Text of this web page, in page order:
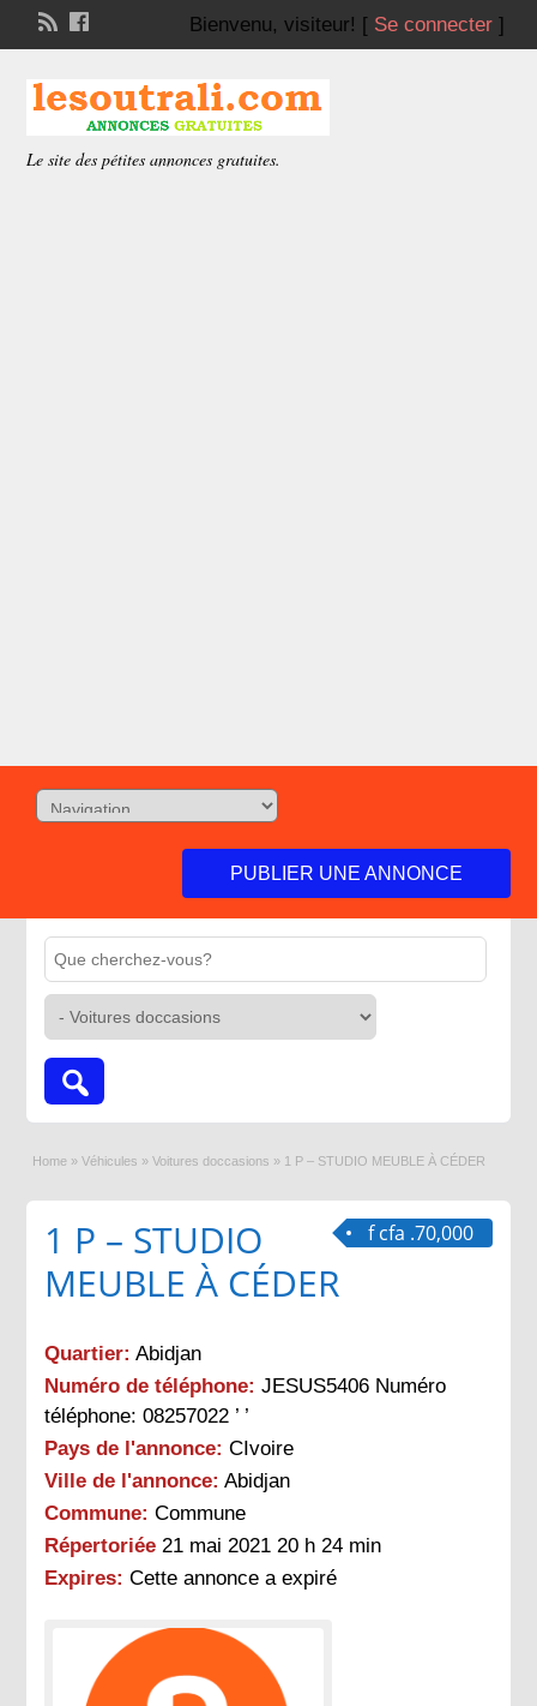
Bienvenu, visiteur! [ Se connecter]
Le site des pétites annonces gratuites.
PUBLIER UNE ANNONCE
Home » Véhicules » Voitures doccasions » 1 P – STUDIO MEUBLE À CÉDER
f cfa .70,000
1 P – STUDIO
MEUBLE À CÉDER
Quartier: Abidjan
Numéro de téléphone: JESUS5406 Numéro
téléphone: 08257022 ’ ’
Pays de l'annonce: CIvoire
Ville de l'annonce: Abidjan
Commune: Commune
Répertoriée 21 mai 2021 20 h 24 min
Expires: Cette annonce a expiré